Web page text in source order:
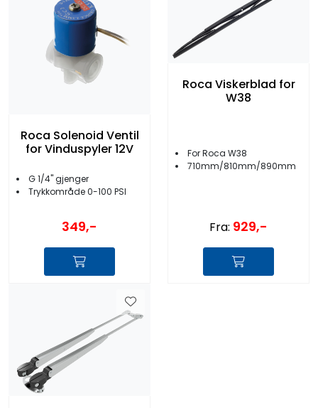
Roca Solenoid Ventil
for Vinduspyler 12V
G 1/4'' gjenger
Trykkområde 0-100 PSI
349,-
Roca Viskerblad for
W38
For Roca W38
710mm/810mm/890mm
Fra: 929,-